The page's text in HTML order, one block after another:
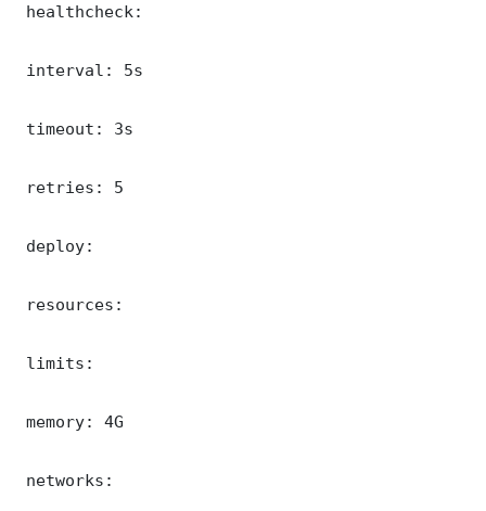
healthcheck:
interval: 5s
timeout: 3s
retries: 5
deploy:
resources:
limits:
memory: 4G
networks: